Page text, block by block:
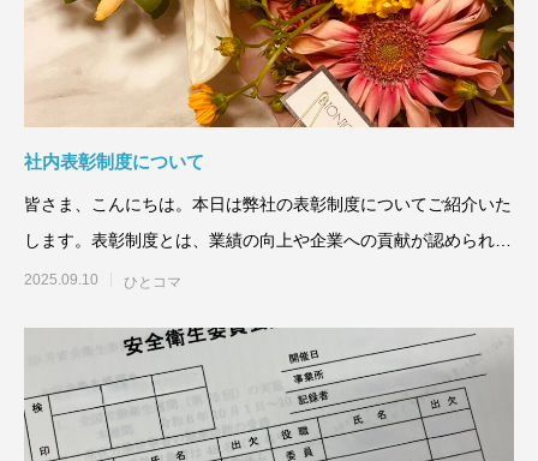
社内表彰制度について
皆さま、こんにちは。本日は弊社の表彰制度についてご紹介いた
します。表彰制度とは、業績の向上や企業への貢献が認められた
従業員
2025.09.10 ひとコマ